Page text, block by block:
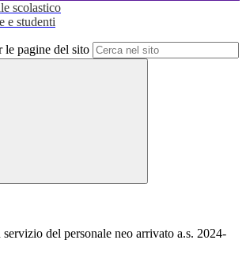
scolastico
e studenti
le pagine del sito
del personale neo arrivato a.s. 2024-